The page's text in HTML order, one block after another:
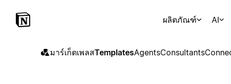
ผลิตภัณฑ์ AI
มาร์เก็ตเพลสTemplatesAgentsConsultants